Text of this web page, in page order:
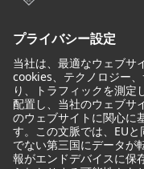
ヘッドフォン
歴史的なマイクロフォン
Audio Interface